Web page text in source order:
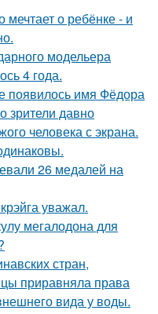
мечтает о ребёнке - и
модельера
4 года.
появилось имя Фёдора
зрители давно
человека с экрана.
26 медалей на
уважал.
мегалодона для
стран,
приравняла права
вида у воды.